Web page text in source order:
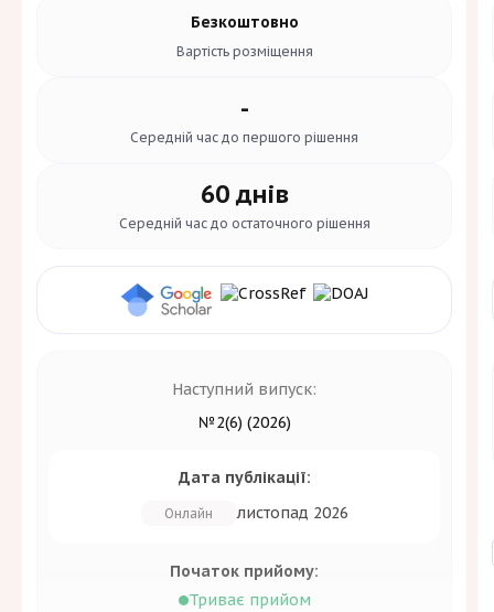
Безкоштовно
Вартість розміщення
-
Середній час до першого рішення
60 днів
Середній час до остаточного рішення
Наступний випуск:
№2(6) (2026)
Дата публікації:
Онлайн листопад 2026
Початок прийому:
Триває прийом